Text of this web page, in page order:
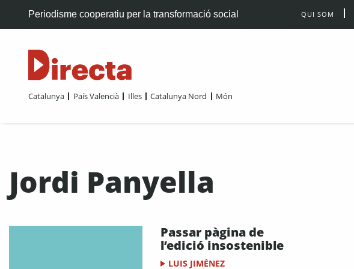
Periodisme cooperatiu per la transformació social QUI SOM
Catalunya País Valencià Illes Catalunya Nord Món
Jordi Panyella
Passar pàgina de
l’edició insostenible
LUIS JIMÉNEZ